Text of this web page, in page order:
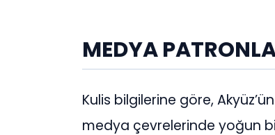
MEDYA
Kulis bilgilerine göre,
medya çevrelerinde yoğun